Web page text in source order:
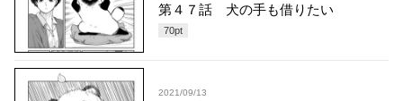
第４７話 犬の手も借りたい
70pt
2021/09/13